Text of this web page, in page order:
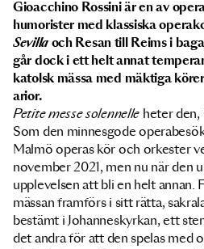
Gioacchino Rossini är en av
humorister med klassiska
Sevillaoch Resan till Reims i
går dock i ett helt annat
katolsk mässa med mäktiga
arior.
Petite messe solennelle heter den,
Som den minnesgode
Malmö operas kör och orkester
november 2021, men nu när den
upplevelsen att bli en helt annan.
mässan framförs i sitt rätta,
bestämt i Johanneskyrkan, ett
det andra för att den spelas med